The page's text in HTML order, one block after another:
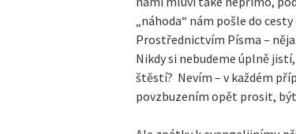
„náhoda“ nám pošle do
Prostřednictvím Písma –
Nikdy si nebudeme úplně
štěstí? Nevím – v každém
povzbuzením opět prosit,